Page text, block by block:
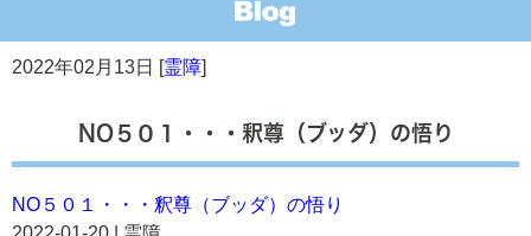
2022年02月13日 [霊障]
NO５０１・・・釈尊（ブッダ）の悟り
NO５０１・・・釈尊（ブッダ）の悟り